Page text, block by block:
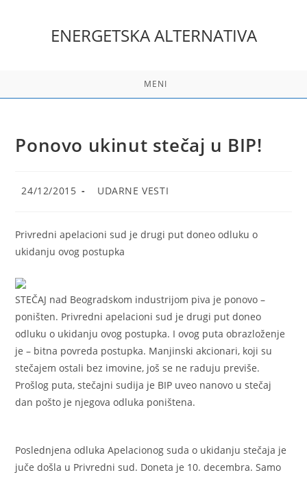
ENERGETSKA ALTERNATIVA
MENI
Ponovo ukinut stečaj u BIP!
Post
24/12/2015
Post
UDARNE VESTI
Privredni apelacioni sud je drugi put doneo odluku o
ukidanju ovog postupka
STEČAJ nad Beogradskom industrijom piva je ponovo –
poništen. Privredni apelacioni sud je drugi put doneo
odluku o ukidanju ovog postupka. I ovog puta obrazloženje
je – bitna povreda postupka. Manjinski akcionari, koji su
stečajem ostali bez imovine, još se ne raduju previše.
Prošlog puta, stečajni sudija je BIP uveo nanovo u stečaj
dan pošto je njegova odluka poništena.
Poslednjena odluka Apelacionog suda o ukidanju stečaja je
juče došla u Privredni sud. Doneta je 10. decembra. Samo